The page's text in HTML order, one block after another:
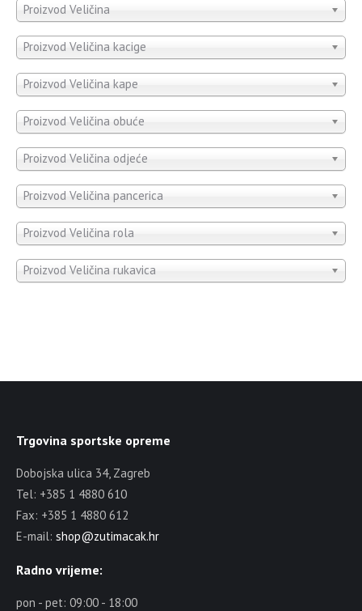
Proizvod Veličina
Proizvod Veličina kacige
Proizvod Veličina kape
Proizvod Veličina obuće
Proizvod Veličina odjeće
Proizvod Veličina pancerica
Proizvod Veličina rola
Proizvod Veličina rukavica
Trgovina sportske opreme
Dobojska ulica 34, Zagreb
Tel: +385 1 4880 610
Fax: +385 1 4880 612
E-mail: shop@zutimacak.hr
Radno vrijeme:
pon - pet: 09:00 - 18:00